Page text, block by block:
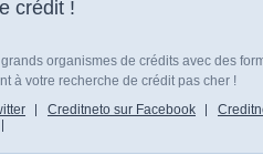
crédit !
organismes de crédits avec des
à votre recherche de crédit pas cher !
Creditneto sur Facebook